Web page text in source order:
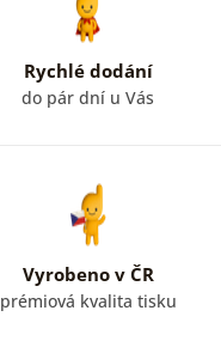
Rychlé dodání
do pár dní u Vás
Vyrobeno v ČR
prémiová kvalita tisku